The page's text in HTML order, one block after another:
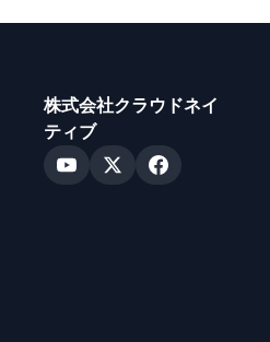
株式会社クラウドネイ
ティブ